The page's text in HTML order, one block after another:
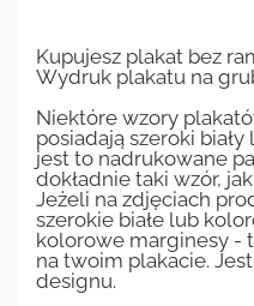
Kupujesz plakat bez
Wydruk plakatu na
Niektóre wzory
posiadają szeroki
jest to nadrukowane
dokładnie taki wzór,
Jeżeli na zdjęciach
szerokie białe lub
kolorowe marginesy -
na twoim plakacie.
designu.